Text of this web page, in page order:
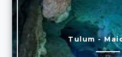
Tulum -